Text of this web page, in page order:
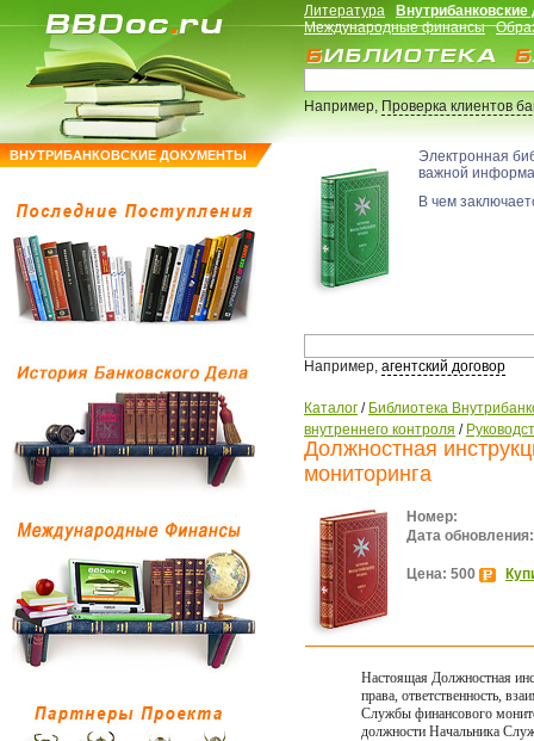
ВНУТРИБАНКОВСКИЕ ДОКУМЕНТЫ
Литература
Международные финансы
Например,Проверка клиентов
Электронная
важной
В чем
Например, агентский договор
Каталог / Библиотека
внутреннего контроля /
Должностная
мониторинга
Номер:
Дата обновления:
Цена: 500
Настоящая Должностная
права, ответственность,
Службы финансового
должности Начальника